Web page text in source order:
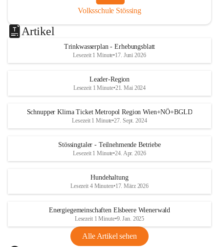
Volksschule Stössing
Artikel
Trinkwasserplan - Erhebungsblatt
Lesezeit 1 Minute•17. Juni 2026
Leader-Region
Lesezeit 1 Minute•21. Mai 2024
Schnupper Klima Ticket Metropol Region Wien+NÖ+BGLD
Lesezeit 1 Minute•27. Sept. 2024
Stössingtaler - Teilnehmende Betriebe
Lesezeit 1 Minute•24. Apr. 2026
Hundehaltung
Lesezeit 4 Minuten•17. März 2026
Energiegemeinschaften Elsbeere Wienerwald
Lesezeit 1 Minute•9. Jan. 2025
Alle Artikel sehen